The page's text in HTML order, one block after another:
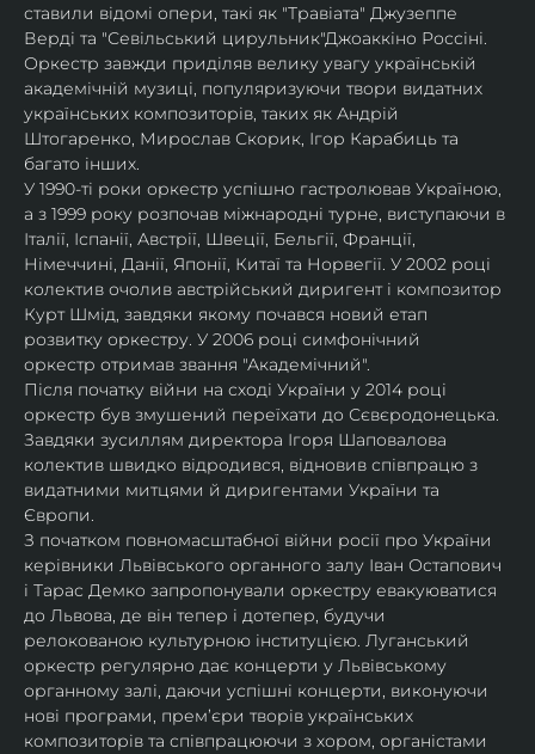
ставили відомі опери, такі як "Травіата" Джузеппе
Верді та "Севільський цирульник"Джоаккіно Россіні.
Оркестр завжди приділяв велику увагу українській
академічній музиці, популяризуючи твори видатних
українських композиторів, таких як Андрій
Штогаренко, Мирослав Скорик, Ігор Карабиць та
багато інших.
У 1990-ті роки оркестр успішно гастролював Україною,
а з 1999 року розпочав міжнародні турне, виступаючи в
Італії, Іспанії, Австрії, Швеції, Бельгії, Франції,
Німеччині, Данії, Японії, Китаї та Норвегії. У 2002 році
колектив очолив австрійський диригент і композитор
Курт Шмід, завдяки якому почався новий етап
розвитку оркестру. У 2006 році симфонічний
оркестр отримав звання "Академічний".
Після початку війни на сході України у 2014 році
оркестр був змушений переїхати до Сєвєродонецька.
Завдяки зусиллям директора Ігоря Шаповалова
колектив швидко відродився, відновив співпрацю з
видатними митцями й диригентами України та
Європи.
З початком повномасштабної війни росії про України
керівники Львівського органного залу Іван Остапович
і Тарас Демко запропонували оркестру евакуюватися
до Львова, де він тепер і дотепер, будучи
релокованою культурною інституцією. Луганський
оркестр регулярно дає концерти у Львівському
органному залі, даючи успішні концерти, виконуючи
нові програми, прем’єри творів українських
композиторів та співпрацюючи з хором, органістами